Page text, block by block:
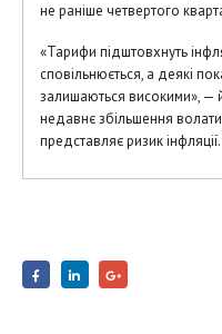
не раніше четвертого
«Тарифи підштовхнуть
сповільнюється, а деякі
залишаються високими»,
недавнє збільшення
представляє ризик інфляції.